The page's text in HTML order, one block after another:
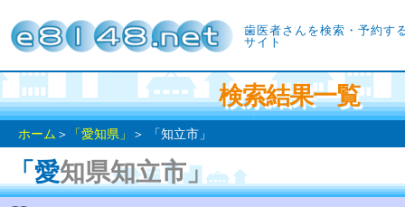
歯医者さんを検索・予約す
サイト
検索結果一覧
ホーム ＞ 「愛知県」 ＞ 「知立市」
「愛知県知立市」